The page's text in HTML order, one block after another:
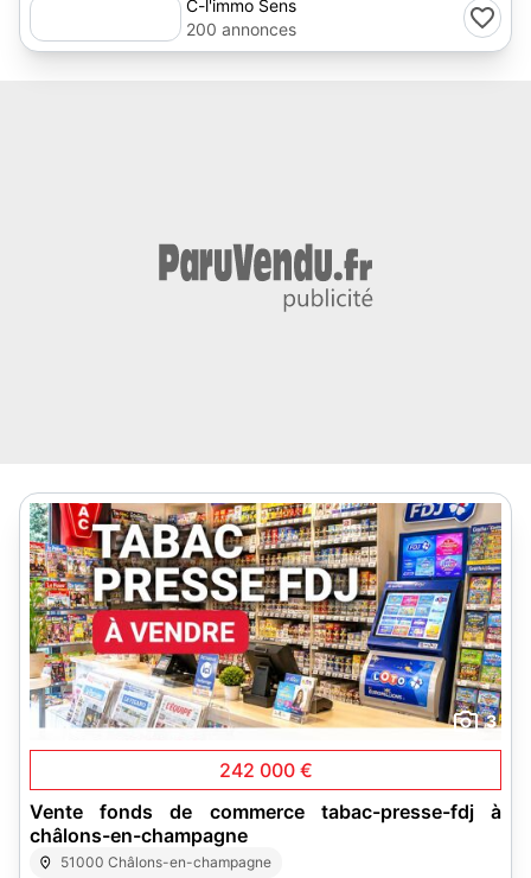
C-l'immo Sens
200 annonces
3
242 000 €
Vente fonds de commerce tabac-presse-fdj à
châlons-en-champagne
51000 Châlons-en-champagne